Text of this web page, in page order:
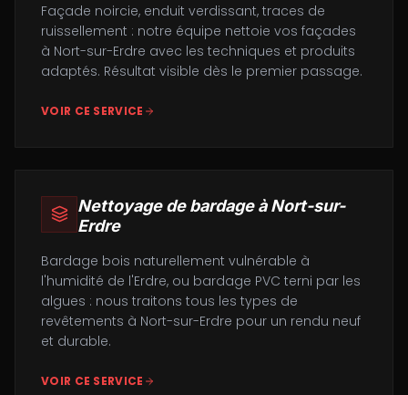
Façade noircie, enduit verdissant, traces de
ruissellement : notre équipe nettoie vos façades
à Nort-sur-Erdre avec les techniques et produits
adaptés. Résultat visible dès le premier passage.
VOIR CE SERVICE
Nettoyage de bardageàNort-sur-
Erdre
Bardage bois naturellement vulnérable à
l'humidité de l'Erdre, ou bardage PVC terni par les
algues : nous traitons tous les types de
revêtements à Nort-sur-Erdre pour un rendu neuf
et durable.
VOIR CE SERVICE